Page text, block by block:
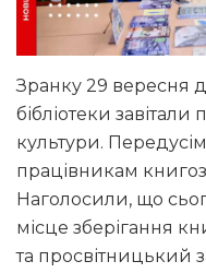
Зранку 29 вересня
бібліотеки
культури.
працівникам
Наголосили, що
місце зберігання
та просвітницький